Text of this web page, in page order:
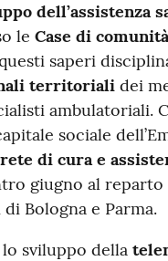
dell’assistenza
le Case di comunità
saperi
territorialidei
ambulatoriali.
sociale
di cura e
giugno al
Bologna e Parma.
sviluppo della